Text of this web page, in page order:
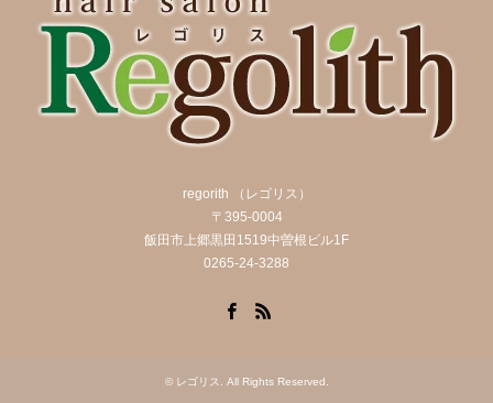
regorith （レゴリス）
〒395-0004
飯田市上郷黒田1519中曽根ビル1F
0265-24-3288
© レゴリス . All Rights Reserved.